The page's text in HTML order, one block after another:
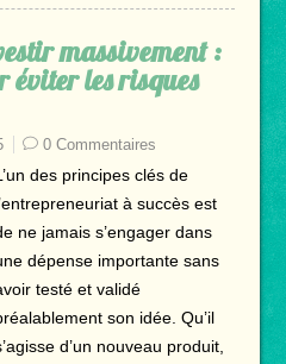
massivement :
éviter les risques
0 Commentaires
des principes clés de
à succès est
ne jamais s’engager dans
dépense importante sans
testé et validé
son idée. Qu’il
d’un nouveau produit,